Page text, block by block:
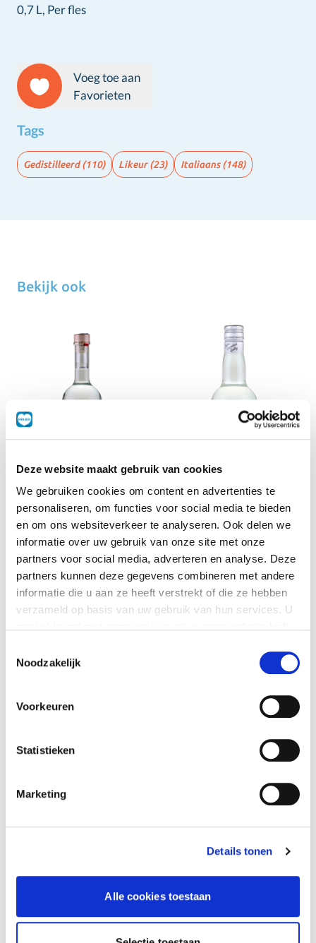
Deze website maakt gebruik van cookies
We gebruiken cookies om content en advertenties te
personaliseren, om functies voor social media te bieden
en om ons websiteverkeer te analyseren. Ook delen we
informatie over uw gebruik van onze site met onze
partners voor social media, adverteren en analyse. Deze
partners kunnen deze gegevens combineren met andere
informatie die u aan ze heeft verstrekt of die ze hebben
verzameld op basis van uw gebruik van hun services. U
Noodzakelijk
Voorkeuren
Statistieken
Marketing
Details tonen
Alle cookies toestaan
0,7 L, Per fles
Voeg toe aan
Favorieten
Tags
Gedistilleerd(110) Likeur(23) Italiaans(148)
Bekijk ook
Grappa Sambuca
0,7 L